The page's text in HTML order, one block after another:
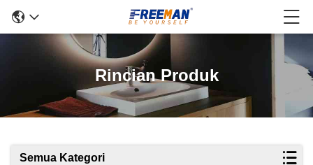
Rincian Produk
Semua Kategori